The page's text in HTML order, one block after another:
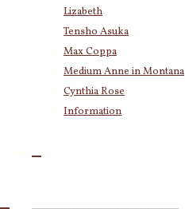
Lizabeth
Tensho Asuka
Max Coppa
Medium Anne in Montana
Cynthia Rose
Information